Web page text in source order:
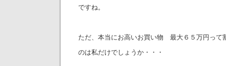
ですね。
ただ、本当にお高いお買い物 最大６５万円って
のは私だけでしょうか・・・